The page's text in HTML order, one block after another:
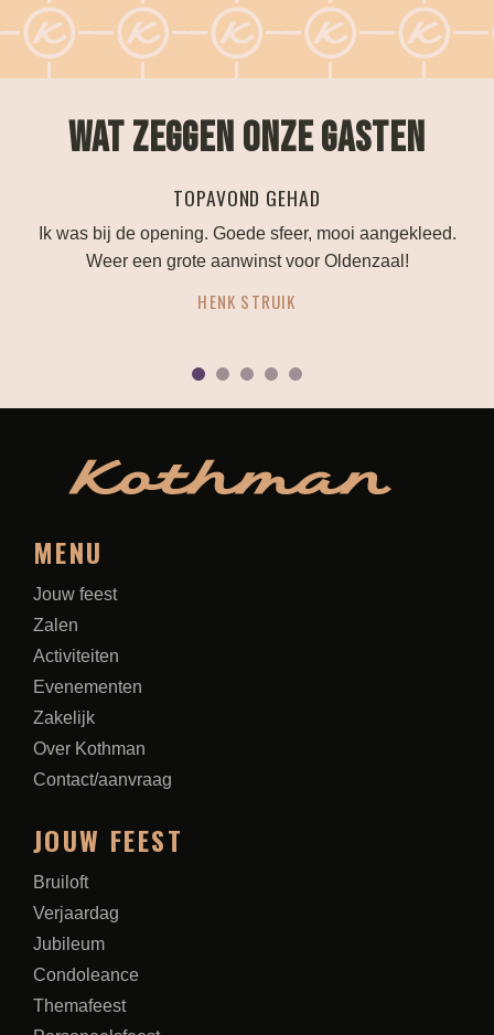
WAT ZEGGEN ONZE GASTEN
PERFECTE TROUWLOCATIE!
Alles is mogelijk als je je bruiloft hier wilt vieren. Ze
denken mee en geven goed advies.
ANOUK HUTTENHUIS
MENU
Jouw feest
Zalen
Activiteiten
Evenementen
Zakelijk
Over Kothman
Contact/aanvraag
JOUW FEEST
Bruiloft
Verjaardag
Jubileum
Condoleance
Themafeest